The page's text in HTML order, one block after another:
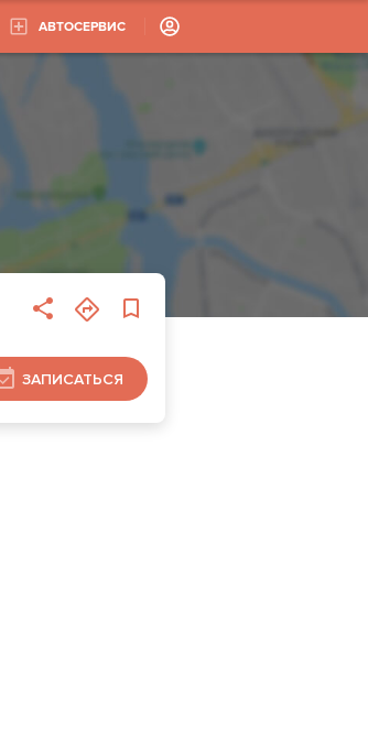
АВТОСЕРВИС
ЗАПИСАТЬСЯ